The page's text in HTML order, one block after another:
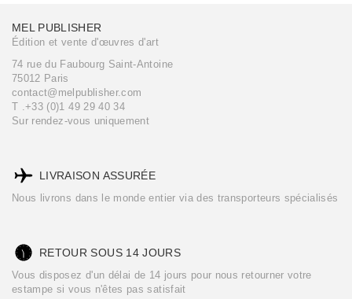
MEL PUBLISHER
Édition et vente d'œuvres d'art
74 rue du Faubourg Saint-Antoine
75012 Paris
contact@melpublisher.com
T .+33 (0)1 49 29 40 34
Sur rendez-vous uniquement
LIVRAISON ASSURÉE
Nous livrons dans le monde entier via des transporteurs spécialisés
RETOUR SOUS 14 JOURS
Vous disposez d'un délai de 14 jours pour nous retourner votre
estampe si vous n'êtes pas satisfait